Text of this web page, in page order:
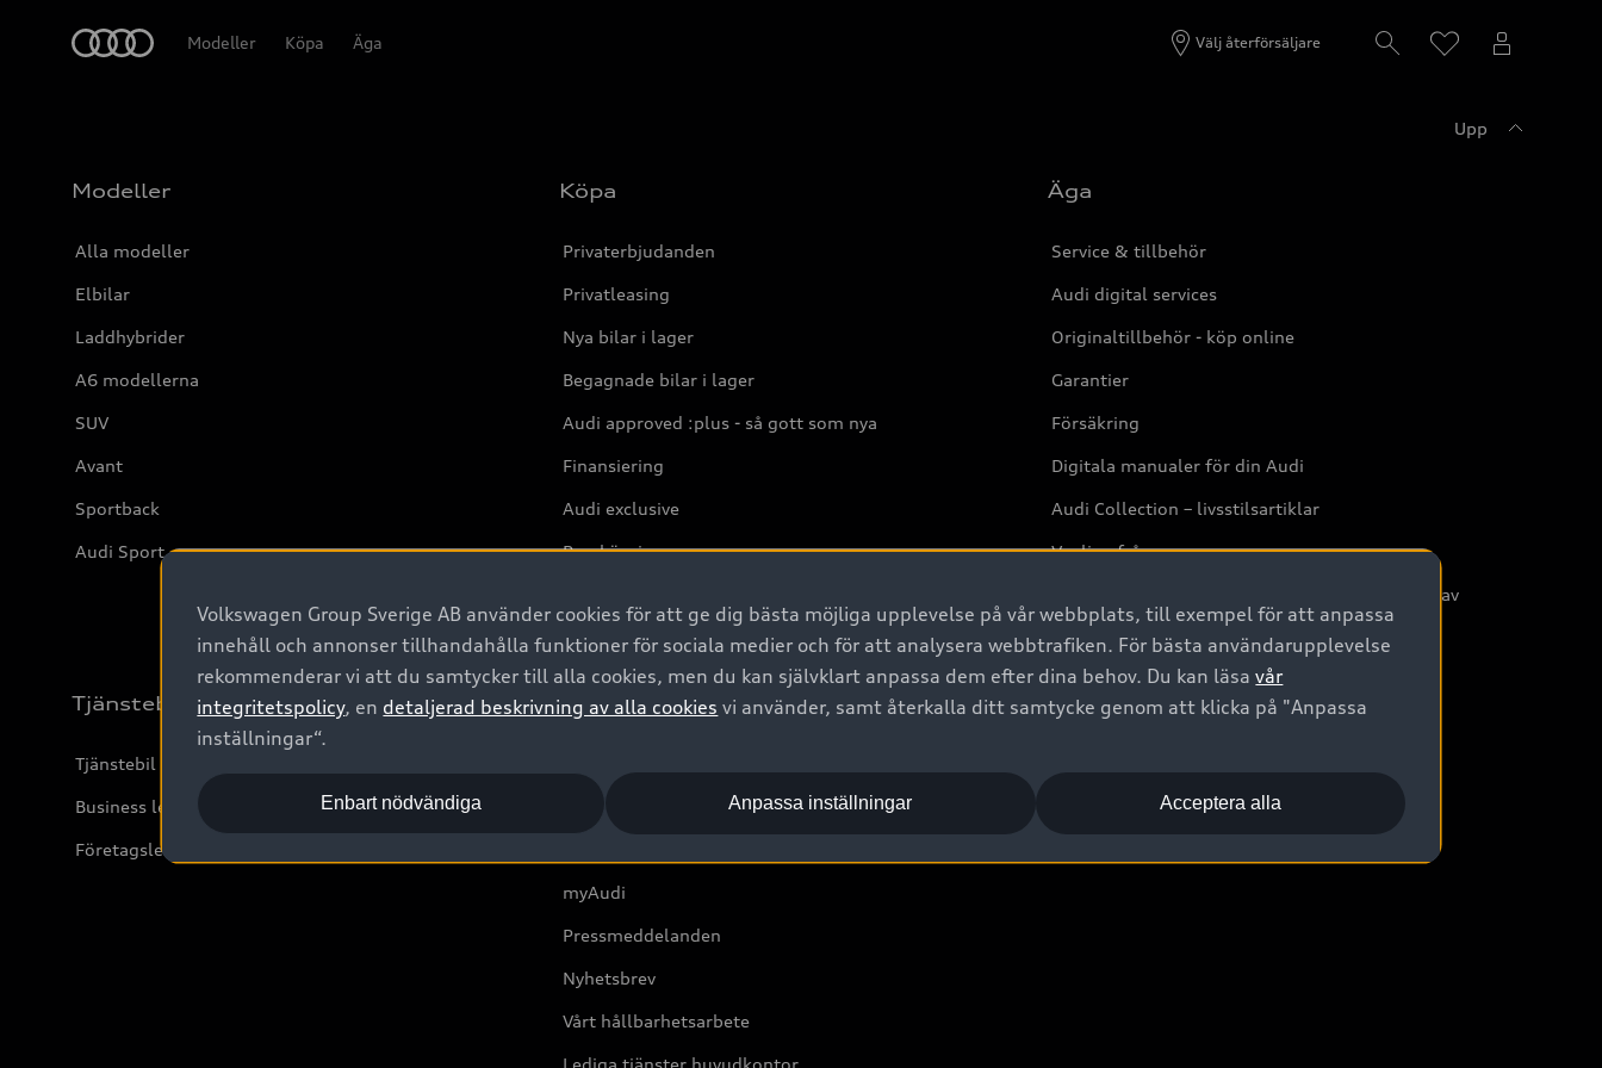
Modeller Köpa Äga Välj återförsäljare
Upp
Modeller
Alla modeller
Elbilar
Laddhybrider
A6 modellerna
SUV
Avant
Sportback
Audi Sport
Köpa
Privaterbjudanden
Privatleasing
Nya bilar i lager
Begagnade bilar i lager
Audi approved :plus - så gott som nya
Finansiering
Audi exclusive
Provkörning
Äga
Service & tillbehör
Audi digital services
Originaltillbehör - köp online
Garantier
Försäkring
Digitala manualer för din Audi
Audi Collection – livsstilsartiklar
Vanliga frågor
2G/3G nätet stängs ned - Hur påverkas min bil av
detta?
Tjänstebil
Tjänstebil
Business lease online
Företagsleasing
Om Audi Sverige
Boka Service online
myAudi
Pressmeddelanden
Nyhetsbrev
Vårt hållbarhetsarbete
Lediga tjänster huvudkontor
Volkswagen Group Sverige AB använder cookies för att ge dig bästa möjliga upplevelse på vår webbplats, till exempel för att anpassa
innehåll och annonser tillhandahålla funktioner för sociala medier och för att analysera webbtrafiken. För bästa användarupplevelse
rekommenderar vi att du samtycker till alla cookies, men du kan självklart anpassa dem efter dina behov. Du kan läsavår
integritetspolicy, en detaljerad beskrivning av alla cookies vi använder, samt återkalla ditt samtycke genom att klicka på "Anpassa
inställningar“.
Acceptera alla
Enbart nödvändiga Anpassa inställningar